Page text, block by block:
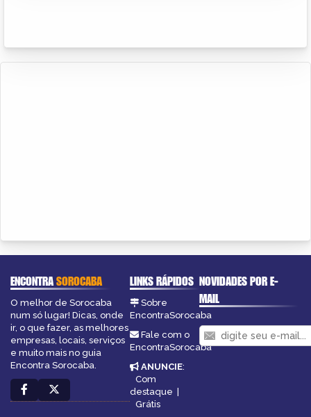
ENCONTRASOROCABA
O melhor de Sorocaba
num só lugar! Dicas, onde
ir, o que fazer, as melhores
empresas, locais, serviços
e muito mais no guia
Encontra Sorocaba.
LINKS RÁPIDOS
Sobre
EncontraSorocaba
Fale com o
EncontraSorocaba
ANUNCIE:
Com
destaque |
Grátis
NOVIDADES POR E-
MAIL